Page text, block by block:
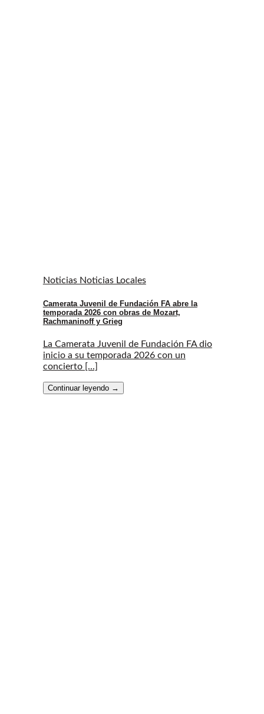
Noticias Noticias Locales
Camerata Juvenil de Fundación FA abre la
temporada 2026 con obras de Mozart,
Rachmaninoff y Grieg
La Camerata Juvenil de Fundación FA dio
inicio a su temporada 2026 con un
concierto [...]
Continuar leyendo →